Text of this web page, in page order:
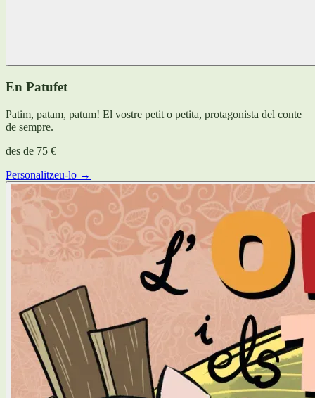
En Patufet
Patim, patam, patum! El vostre petit o petita, protagonista del conte
de sempre.
des de 75 €
Personalitzeu-lo →